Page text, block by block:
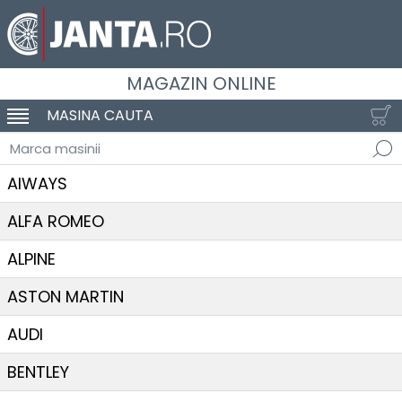
MAGAZIN ONLINE
SCHIMBA NAVIGAREA
MASINA CAUTA
Marca masinii
AIWAYS
ALFA ROMEO
ALPINE
ASTON MARTIN
AUDI
BENTLEY